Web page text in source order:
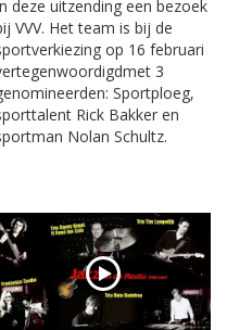
deze uitzending een bezoek
VVV. Het team is bij de
op 16 februari
3
Sportploeg,
Rick Bakker en
Nolan Schultz.